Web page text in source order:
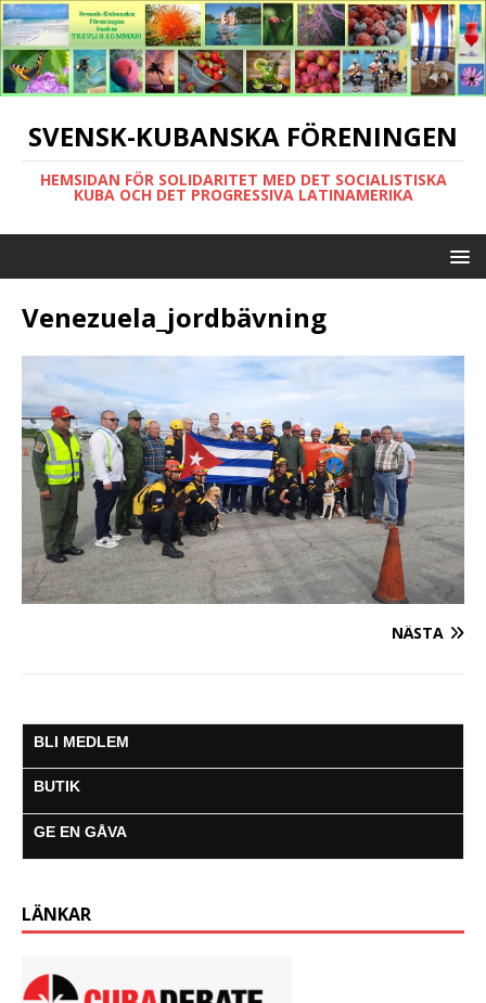
SVENSK-KUBANSKA FÖRENINGEN
HEMSIDAN FÖR SOLIDARITET MED DET SOCIALISTISKA
KUBA OCH DET PROGRESSIVA LATINAMERIKA
Venezuela_jordbävning
NÄSTA
BLI MEDLEM
BUTIK
GE EN GÅVA
LÄNKAR